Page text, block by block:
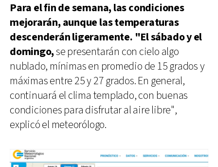
Para el fin de semana, las condiciones
mejorarán, aunque las temperaturas
descenderán ligeramente. "El sábado y el
domingo,se presentarán con cielo algo
nublado, mínimas en promedio de 15 grados y
máximas entre 25 y 27 grados. En general,
continuará el clima templado, con buenas
condiciones para disfrutar al aire libre",
explicó el meteorólogo.